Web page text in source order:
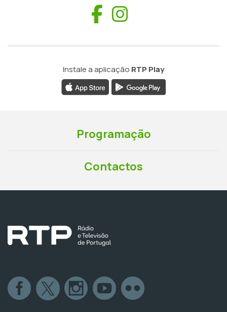
Facebook
Instale a aplicação RTP Play
Programação
Contactos